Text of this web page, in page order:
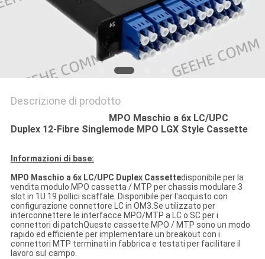
Descrizione di prodotto
MPO Maschio a 6x LC/UPC
Duplex 12-Fibre Singlemode MPO LGX Style Cassette
Informazioni di base:
MPO Maschio a 6x LC/UPC Duplex Cassettedisponibile per la
vendita modulo MPO cassetta / MTP per chassis modulare 3
slot in 1U 19 pollici scaffale. Disponibile per l'acquisto con
configurazione connettore LC in OM3.Se utilizzato per
interconnettere le interfacce MPO/MTP a LC o SC per i
connettori di patchQueste cassette MPO / MTP sono un modo
rapido ed efficiente per implementare un breakout con i
connettori MTP terminati in fabbrica e testati per facilitare il
lavoro sul campo.